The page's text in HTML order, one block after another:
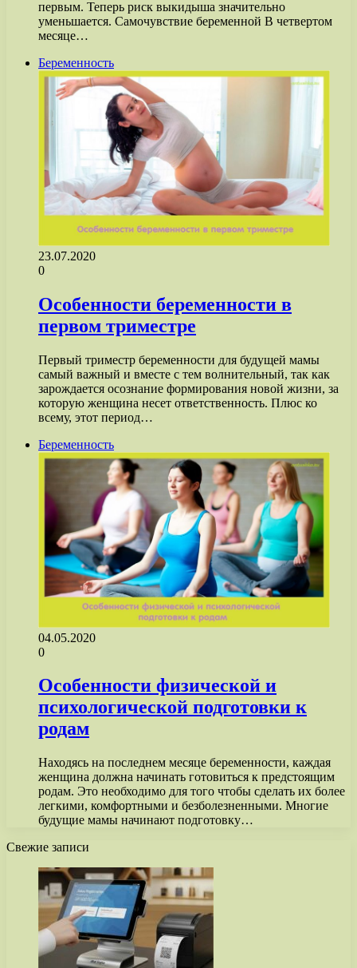
первым. Теперь риск выкидыша значительно
уменьшается. Самочувствие беременной В четвертом
месяце…
Беременность
23.07.2020
0
Особенности беременности в
первом триместре
Первый триместр беременности для будущей мамы
самый важный и вместе с тем волнительный, так как
зарождается осознание формирования новой жизни, за
которую женщина несет ответственность. Плюс ко
всему, этот период…
Беременность
04.05.2020
0
Особенности физической и
психологической подготовки к
родам
Находясь на последнем месяце беременности, каждая
женщина должна начинать готовиться к предстоящим
родам. Это необходимо для того чтобы сделать их более
легкими, комфортными и безболезненными. Многие
будущие мамы начинают подготовку…
Свежие записи